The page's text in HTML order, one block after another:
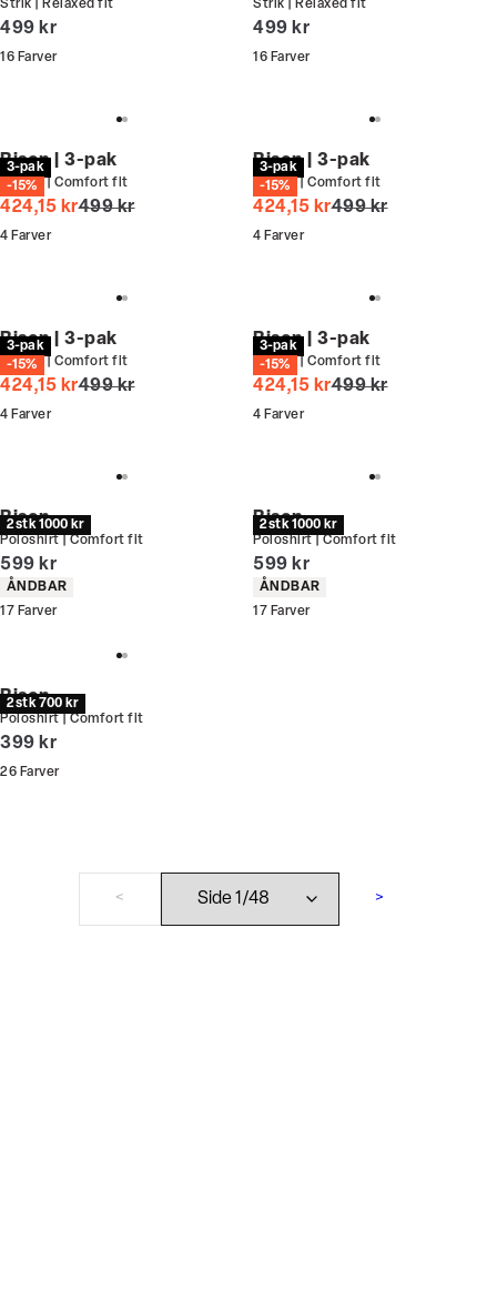
Strik | Relaxed fit
I alt (inkl. rabat)
499 kr
16 Farver
Strik | Relaxed fit
I alt (inkl. rabat)
499 kr
16 Farver
3-pak
-15%
Bison | 3-pak
T-shirt | Comfort fit
424,15 krI alt (uden rabat)
499 kr
4 Farver
3-pak
-15%
Bison | 3-pak
T-shirt | Comfort fit
424,15 krI alt (uden rabat)
499 kr
4 Farver
3-pak
-15%
Bison | 3-pak
T-shirt | Comfort fit
424,15 krI alt (uden rabat)
499 kr
4 Farver
3-pak
-15%
Bison | 3-pak
T-shirt | Comfort fit
424,15 krI alt (uden rabat)
499 kr
4 Farver
2 stk 1000 kr
Bison
Poloshirt | Comfort fit
I alt (inkl. rabat)
599 kr
Produkt egenskaber
ÅNDBAR
17 Farver
2 stk 1000 kr
Bison
Poloshirt | Comfort fit
I alt (inkl. rabat)
599 kr
Produkt egenskaber
ÅNDBAR
17 Farver
2 stk 700 kr
Bison
Poloshirt | Comfort fit
I alt (inkl. rabat)
399 kr
26 Farver